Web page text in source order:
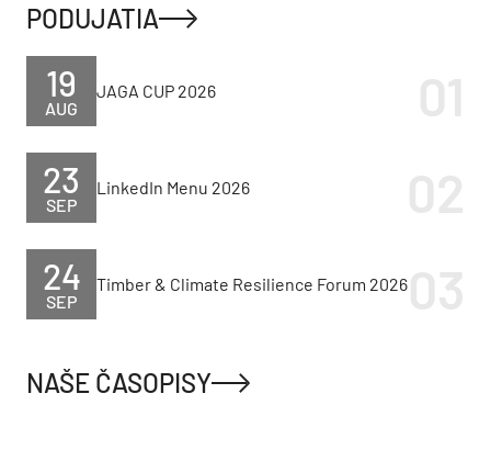
PODUJATIA
AUG
19 JAGA CUP 2026
SEP
23 LinkedIn Menu 2026
SEP
24 Timber & Climate Resilience Forum 2026
NAŠE ČASOPISY